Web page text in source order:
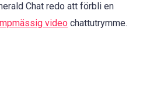
Chat redo att förbli en
video chattutrymme.